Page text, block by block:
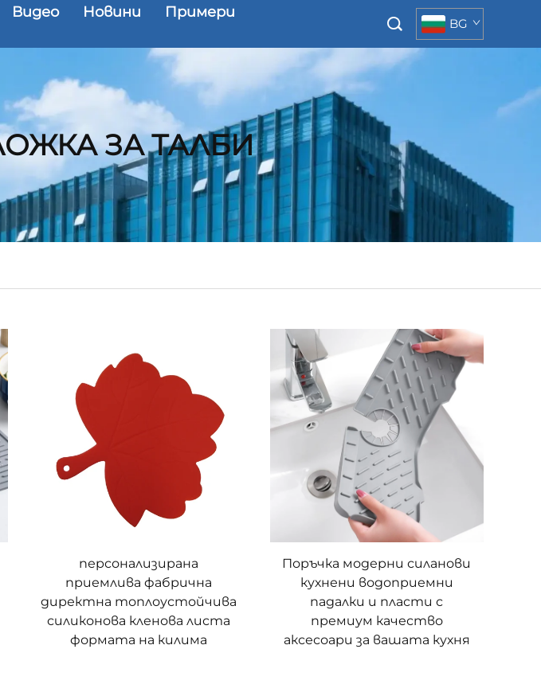
Видео Новини
Примери
BG
ЗА ТАЛБИ
персонализирана
приемлива фабрична
директна топлоустойчива
силиконова кленова листа
формата на килима
Поръчка модерни силанови
кухнени водоприемни
падалки и пласти с
премиум качество
аксесоари за вашата кухня